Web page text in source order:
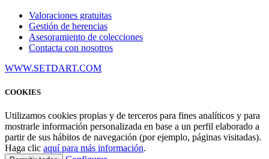
Valoraciones gratuitas
Gestión de herencias
Asesoramiento de colecciones
Contacta con nosotros
WWW.SETDART.COM
COOKIES
Utilizamos cookies propias y de terceros para fines analíticos y para
mostrarle información personalizada en base a un perfil elaborado a
partir de sus hábitos de navegación (por ejemplo, páginas visitadas).
Haga clic aquí para más información.